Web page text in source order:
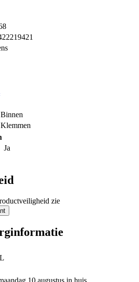
Binnen
Klemmen
Ja
zie